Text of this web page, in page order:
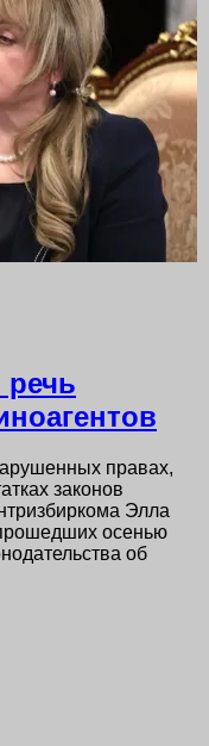
правах,
законов
Элла
осенью
об